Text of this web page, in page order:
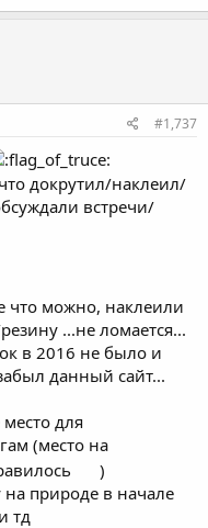
#1,737
докрутил/наклеил/
встречи/
что можно, наклеили
...не ломается...
в 2016 не было и
данный сайт...
для
(место на
)
природе в начале
тд